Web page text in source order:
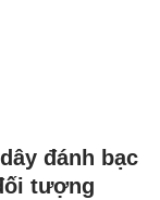
đánh bạc
tượng